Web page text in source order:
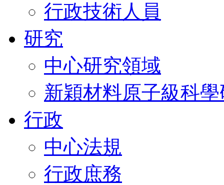
行政技術人員
研究
中心研究領域
新穎材料原子級科
行政
中心法規
行政庶務